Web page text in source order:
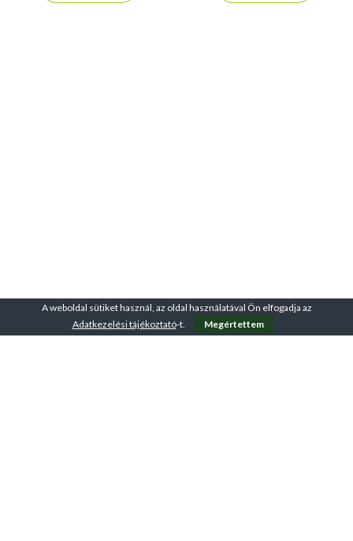
A weboldal sütiket használ, az oldal használatával Ön elfogadja az
Adatkezelési tájékoztató-t. Megértettem